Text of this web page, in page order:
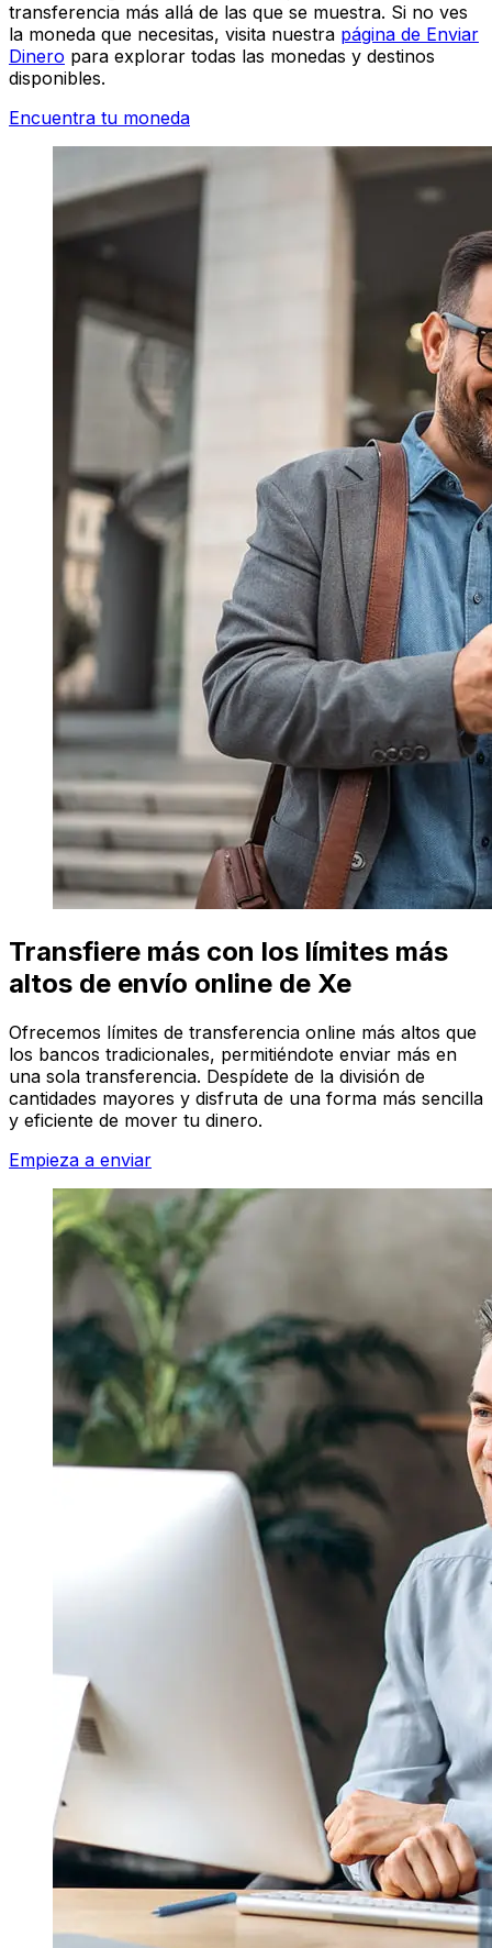
transferencia más allá de las que se muestra. Si no ves
la moneda que necesitas, visita nuestra página de Enviar
Dinero para explorar todas las monedas y destinos
disponibles.
Encuentra tu moneda
Transfiere más con los límites más
altos de envío online de Xe
Ofrecemos límites de transferencia online más altos que
los bancos tradicionales, permitiéndote enviar más en
una sola transferencia. Despídete de la división de
cantidades mayores y disfruta de una forma más sencilla
y eficiente de mover tu dinero.
Empieza a enviar